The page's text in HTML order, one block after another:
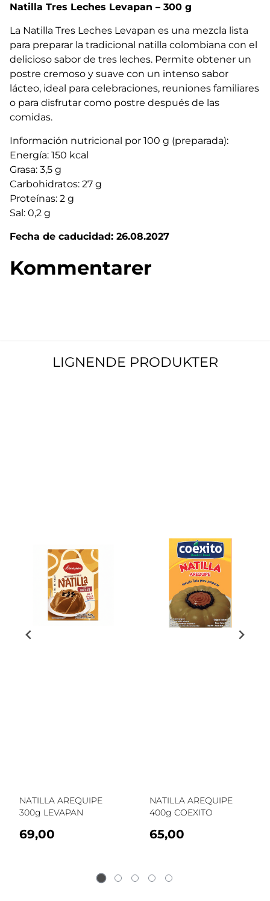
Natilla Tres Leches Levapan – 300 g
La Natilla Tres Leches Levapan es una mezcla lista
para preparar la tradicional natilla colombiana con el
delicioso sabor de tres leches. Permite obtener un
postre cremoso y suave con un intenso sabor
lácteo, ideal para celebraciones, reuniones familiares
o para disfrutar como postre después de las
comidas.
Información nutricional por 100 g (preparada):
Energía: 150 kcal
Grasa: 3,5 g
Carbohidratos: 27 g
Proteínas: 2 g
Sal: 0,2 g
Fecha de caducidad: 26.08.2027
Kommentarer
LIGNENDE PRODUKTER
NATILLA AREQUIPE
300g LEVAPAN
69,00
NATILLA AREQUIPE
400g COEXITO
65,00